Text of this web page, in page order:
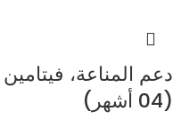
(04 أشهر)